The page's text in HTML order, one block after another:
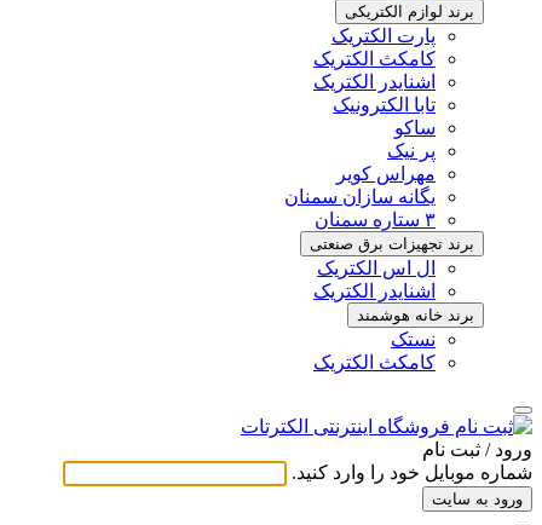
برند لوازم الکتریکی
پارت الکتریک
کامکث الکتریک
اشنایدر الکتریک
تابا الکترونیک
ساکو
پر نیک
مهراس کویر
یگانه سازان سمنان
۳ ستاره سمنان
برند تجهیزات برق صنعتی
ال اس الکتریک
اشنایدر الکتریک
برند خانه هوشمند
نستک
کامکث الکتریک
ورود / ثبت ‌نام
شماره موبایل خود را وارد کنید.
ورود به سایت